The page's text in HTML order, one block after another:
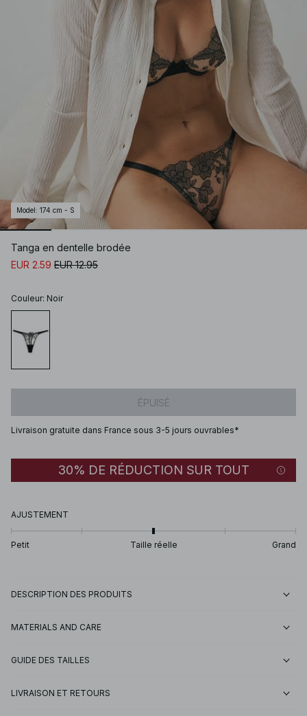
Model : 174 cm - S
Tanga en dentelle brodée
EUR 2.59 EUR 12.95
Couleur: Noir
ÉPUISÉ
Livraison gratuite dans France sous 3-5 jours ouvrables*
30% DE RÉDUCTION SUR TOUT
AJUSTEMENT
Petit Taille réelle Grand
DESCRIPTION DES PRODUITS
MATERIALS AND CARE
GUIDE DES TAILLES
LIVRAISON ET RETOURS